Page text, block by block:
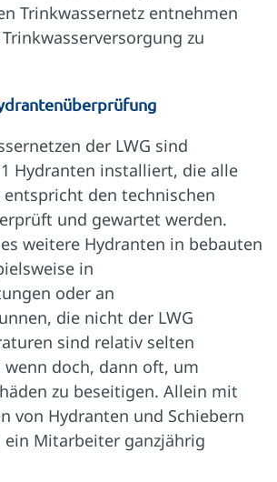
Trinkwassernetz entnehmen
zu
der LWG sind
Hydranten installiert, die alle
entspricht den technischen
und gewartet werden.
weitere Hydranten in bebauten
in
oder an
die nicht der LWG
sind relativ selten
doch, dann oft, um
zu beseitigen. Allein mit
von Hydranten und Schiebern
ein Mitarbeiter ganzjährig